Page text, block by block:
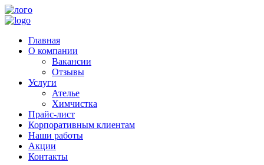
Главная
О компании
Вакансии
Отзывы
Услуги
Ателье
Химчистка
Прайс-лист
Корпоративным клиентам
Наши работы
Акции
Контакты